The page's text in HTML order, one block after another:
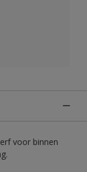
voor binnen